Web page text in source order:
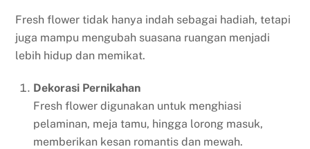
Fresh flower tidak hanya indah sebagai hadiah, tetapi
juga mampu mengubah suasana ruangan menjadi
lebih hidup dan memikat.
Dekorasi Pernikahan
Fresh flower digunakan untuk menghiasi
pelaminan, meja tamu, hingga lorong masuk,
memberikan kesan romantis dan mewah.